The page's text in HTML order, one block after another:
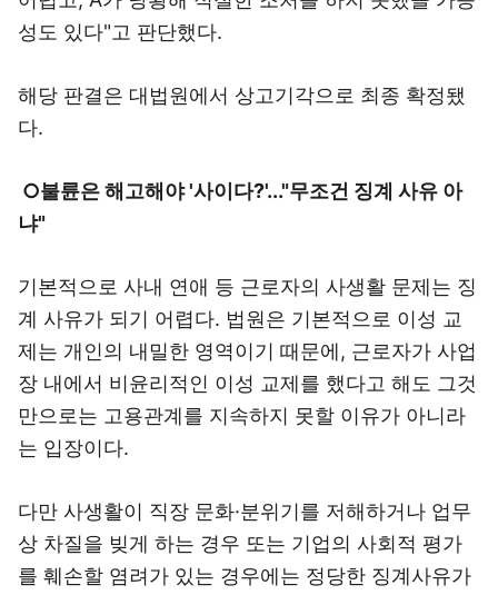
성도 있다"고 판단했다.
해당 판결은 대법원에서 상고기각으로 최종 확정됐
다.
○불륜은 해고해야 '사이다?'..."무조건 징계 사유 아
냐"
기본적으로 사내 연애 등 근로자의 사생활 문제는 징
계 사유가 되기 어렵다. 법원은 기본적으로 이성 교
제는 개인의 내밀한 영역이기 때문에, 근로자가 사업
장 내에서 비윤리적인 이성 교제를 했다고 해도 그것
만으로는 고용관계를 지속하지 못할 이유가 아니라
는 입장이다.
다만 사생활이 직장 문화·분위기를 저해하거나 업무
상 차질을 빚게 하는 경우 또는 기업의 사회적 평가
를 훼손할 염려가 있는 경우에는 정당한 징계사유가